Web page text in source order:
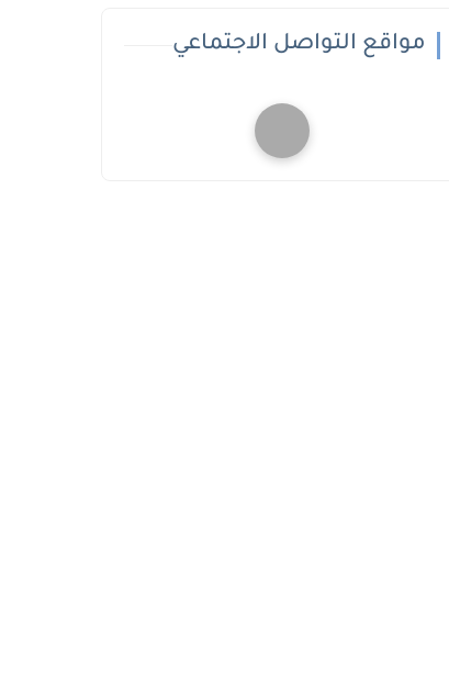
مواقع التواصل الاجتماعي